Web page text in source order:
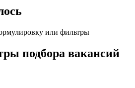
или фильтры
подбора вакансий